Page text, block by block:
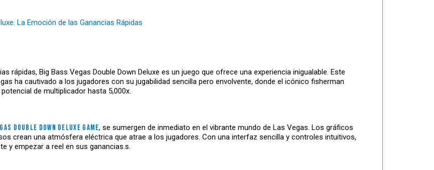
La Emoción de las Ganancias Rápidas
rápidas, Big Bass Vegas Double Down Deluxe es un juego que ofrece una experiencia inigualable. Este
ha cautivado a los jugadores con su jugabilidad sencilla pero envolvente, donde el icónico fisherman
de multiplicador hasta 5,000x.
Double Down Deluxe game, se sumergen de inmediato en el vibrante mundo de Las Vegas. Los gráficos
crean una atmósfera eléctrica que atrae a los jugadores. Con una interfaz sencilla y controles intuitivos,
y empezar a reel en sus ganancias.s.